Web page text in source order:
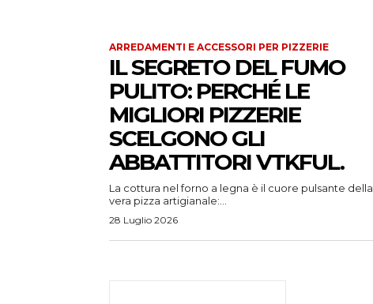
ARREDAMENTI E ACCESSORI PER PIZZERIE
IL SEGRETO DEL FUMO
PULITO: PERCHÉ LE
MIGLIORI PIZZERIE
SCELGONO GLI
ABBATTITORI VTKFUL.
La cottura nel forno a legna è il cuore pulsante della
vera pizza artigianale:...
28 Luglio 2026